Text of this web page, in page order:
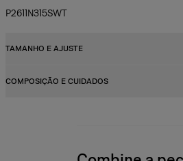
P2611N315SWT
TAMANHO E AJUSTE
Corte normal, comprimento mídi evasê
COMPOSIÇÃO E CUIDADOS
Lave somente a seco